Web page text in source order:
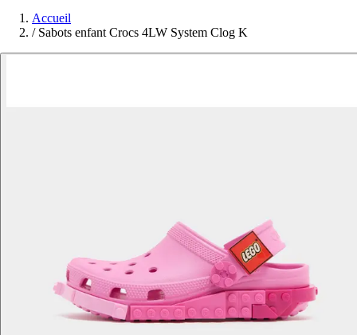
Accueil
/ Sabots enfant Crocs 4LW System Clog K